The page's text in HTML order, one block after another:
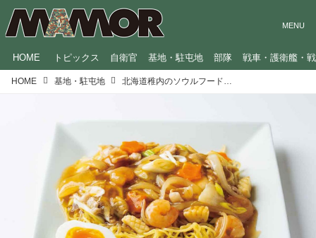
HOME トピックス 自衛官 基地・駐屯地 部隊 戦車・護衛艦・
HOME 基地・駐屯地